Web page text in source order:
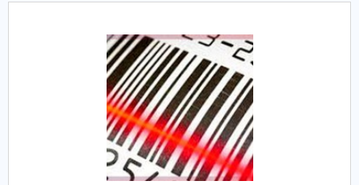
para ajudar as equipes de marketing e publicidade nas
suas estratégias. Entre elas: Conquista de clientes: um
rótulo adesivo totalmente inovador e bem desenvolvido
colabora diretamente chamando a atenção dos clientes no
momento da compra, desta forma, as chances de que este
possível consumidor realize a compra é extremamente
grande; Reconhecimento de marca: Um logo que se
encontra impresso o logo da marca, assim como qualquer
outra característica daquela empresa, colabora diretamente